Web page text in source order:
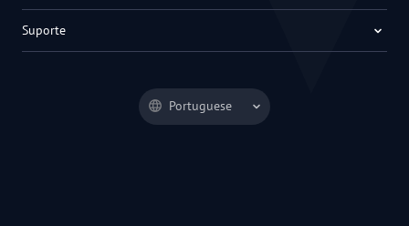
Portuguese
Suporte